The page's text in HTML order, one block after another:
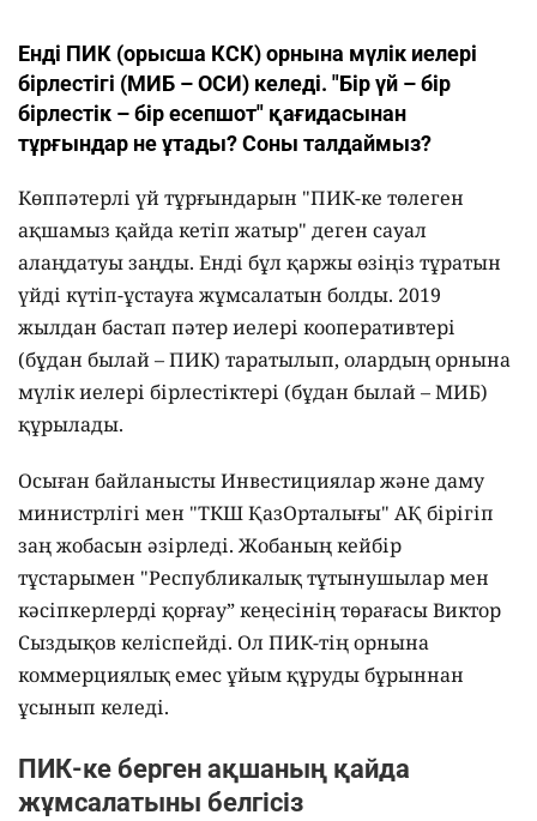
Енді ПИК (орысша КСК) орнына мүлік иелері
бірлестігі (МИБ – ОСИ) келеді. "Бір үй – бір
бірлестік – бір есепшот" қағидасынан
тұрғындар не ұтады? Соны талдаймыз?
Көппәтерлі үй тұрғындарын "ПИК-ке төлеген
ақшамыз қайда кетіп жатыр" деген сауал
алаңдатуы заңды. Енді бұл қаржы өзіңіз тұратын
үйді күтіп-ұстауға жұмсалатын болды. 2019
жылдан бастап пәтер иелері кооперативтері
(бұдан былай – ПИК) таратылып, олардың орнына
мүлік иелері бірлестіктері (бұдан былай – МИБ)
құрылады.
Осыған байланысты Инвестициялар және даму
министрлігі мен "ТКШ ҚазОрталығы" АҚ бірігіп
заң жобасын әзірледі. Жобаның кейбір
тұстарымен "Республикалық тұтынушылар мен
кәсіпкерлерді қорғау” кеңесінің төрағасы Виктор
Сыздықов келіспейді. Ол ПИК-тің орнына
коммерциялық емес ұйым құруды бұрыннан
ұсынып келеді.
ПИК-ке берген ақшаның қайда
жұмсалатыны белгісіз